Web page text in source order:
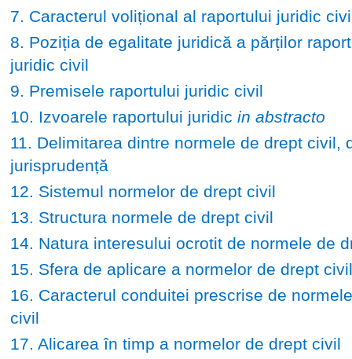
7. Caracterul volițional al raportului juridic
8. Poziția de egalitate juridică a părților
juridic civil
9. Premisele raportului juridic civil
10. Izvoarele raportului juridic in abstracto
11. Delimitarea dintre normele de drept civil,
jurisprudență
12. Sistemul normelor de drept civil
13. Structura normele de drept civil
14. Natura interesului ocrotit de normele de
15. Sfera de aplicare a normelor de drept civil
16. Caracterul conduitei prescrise de
civil
17. Alicarea în timp a normelor de drept civil